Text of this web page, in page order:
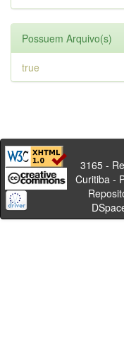
Possuem Arquivo(s)
true
Av.
3165 -